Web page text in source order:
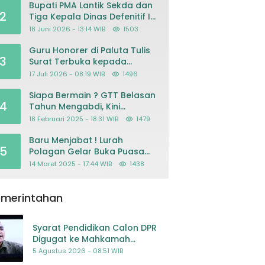
2
Bupati PMA Lantik Sekda dan
Tiga Kepala Dinas Defenitif Ini
orangnya
18 Juni 2026 - 13:14 WIB 1503
3
Guru Honorer di Paluta Tulis
Surat Terbuka kepada
Presiden Prabowo, Mohon
Kriminalisasi
17 Juli 2026 - 08:19 WIB 1496
Siapa Bermain ? GTT Belasan
Tahun Mengabdi, Kini
Dikeluarkan Sepihak Dari
18 Februari 2025 - 18:31 WIB 1479
Baru Menjabat ! Lurah
Polagan Gelar Buka Puasa
Bersama
14 Maret 2025 - 17:44 WIB 1438
Syarat Pendidikan Calon DPR
Digugat ke Mahkamah
Konstitusi
5 Agustus 2026 - 08:51 WIB